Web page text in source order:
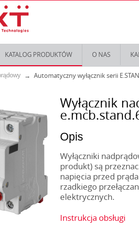
KATALOG PRODUKTÓW O NAS
Automatyczny wyłącznik serii
Wyłącznik
Opis
Wyłączniki
produkt) są
napięcia przed
rzadkiego
elektrycznych.
Instrukcja obsługi